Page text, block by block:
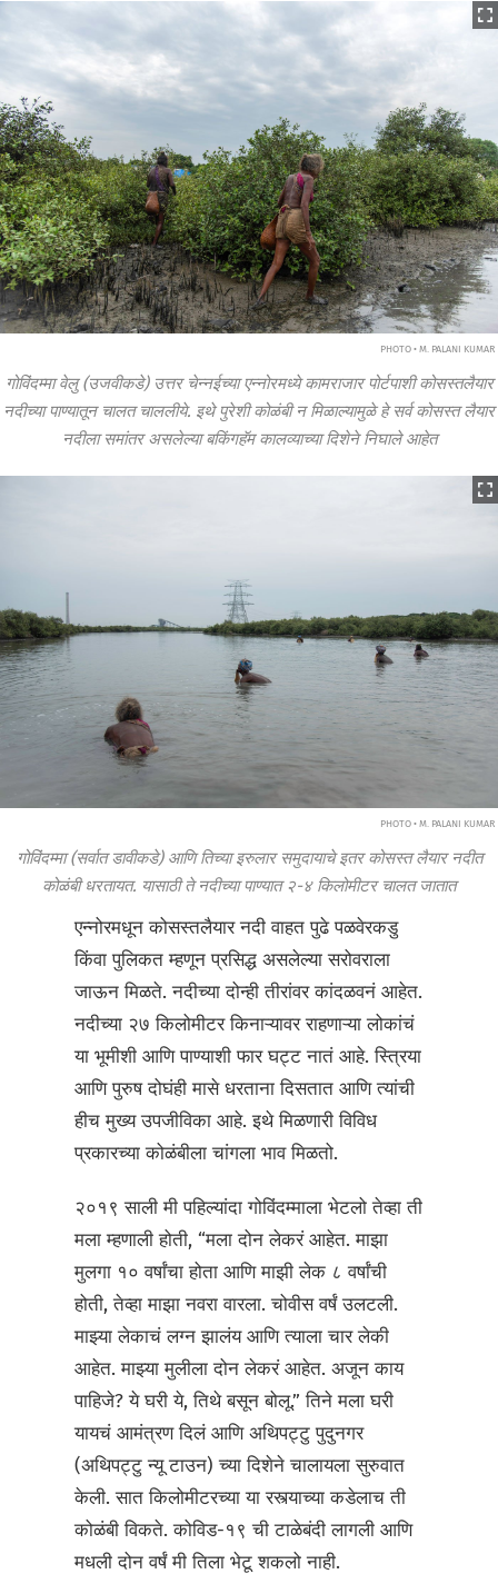
PHOTO • M. PALANI KUMAR
गोविंदम्मा वेलु (उजवीकडे) उत्तर चेन्नईच्या एन्नोरमध्ये कामराजार पोर्टपाशी कोसस्तलैयार
नदीच्या पाण्यातून चालत चाललीये. इथे पुरेशी कोळंबी न मिळाल्यामुळे हे सर्वकोसस्तलैयार
नदीला समांतर असलेल्या बकिंगहॅम कालव्याच्या दिशेने निघाले आहेत
PHOTO • M. PALANI KUMAR
गोविंदम्मा (सर्वात डावीकडे) आणि तिच्या इरुलार समुदायाचे इतरकोसस्तलैयार नदीत
कोळंबी धरतायत. यासाठी ते नदीच्या पाण्यात २-४ किलोमीटर चालत जातात
एन्नोरमधून कोसस्तलैयार नदी वाहत पुढे पळवेरकडु
किंवा पुलिकत म्हणून प्रसिद्ध असलेल्या सरोवराला
जाऊन मिळते. नदीच्या दोन्ही तीरांवर कांदळवनं आहेत.
नदीच्या २७ किलोमीटर किनाऱ्यावर राहणाऱ्या लोकांचं
या भूमीशी आणि पाण्याशी फार घट्ट नातं आहे. स्त्रिया
आणि पुरुष दोघंही मासे धरताना दिसतात आणि त्यांची
हीच मुख्य उपजीविका आहे. इथे मिळणारी विविध
प्रकारच्या कोळंबीला चांगला भाव मिळतो.
२०१९ साली मी पहिल्यांदा गोविंदम्माला भेटलो तेव्हा ती
मला म्हणाली होती, “मला दोन लेकरं आहेत. माझा
मुलगा १० वर्षांचा होता आणि माझी लेक ८ वर्षांची
होती, तेव्हा माझा नवरा वारला. चोवीस वर्षं उलटली.
माझ्या लेकाचं लग्न झालंय आणि त्याला चार लेकी
आहेत. माझ्या मुलीला दोन लेकरं आहेत. अजून काय
पाहिजे? ये घरी ये, तिथे बसून बोलू.” तिने मला घरी
यायचं आमंत्रण दिलं आणि अथिपट्टु पुदुनगर
(अथिपट्टु न्यू टाउन) च्या दिशेने चालायला सुरुवात
केली. सात किलोमीटरच्या या रस्त्याच्या कडेलाच ती
कोळंबी विकते. कोविड-१९ ची टाळेबंदी लागली आणि
मधली दोन वर्षं मी तिला भेटू शकलो नाही.